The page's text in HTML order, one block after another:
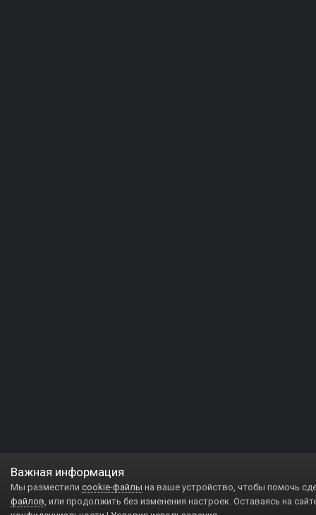
Важная информация
Мы разместили cookie-файлы на ваше устройство, чтобы помочь
файлов, или продолжить без изменения настроек. Оставаясь на